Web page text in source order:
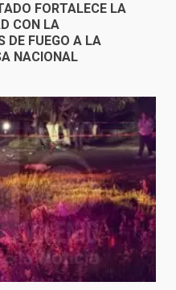
FORTALECE LA
CON LA
DE FUEGO A LA
NACIONAL